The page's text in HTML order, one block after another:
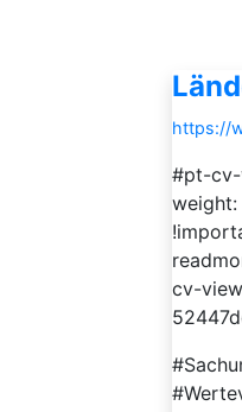
https://
#pt-
cv-